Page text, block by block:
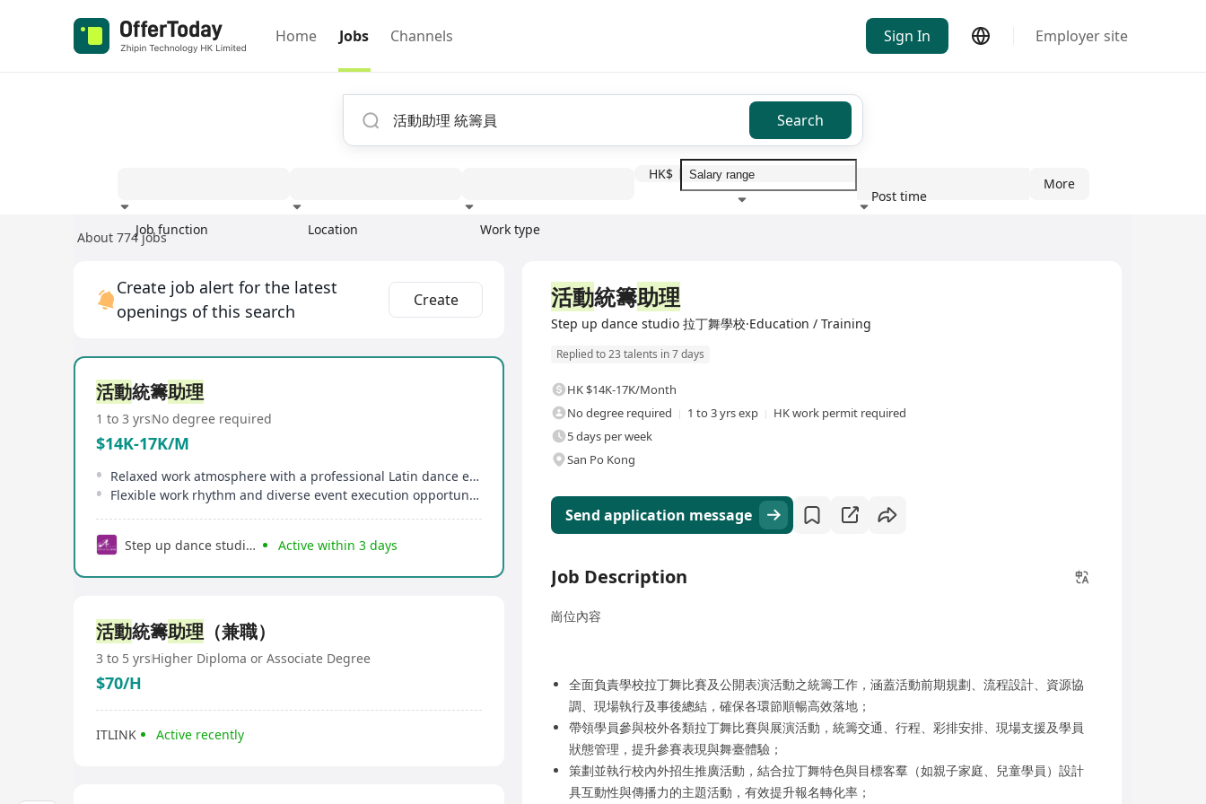
Home Jobs Channels Sign In Employer site
Search
Job function Location Work type
HK$
Post time
More
About 774 jobs
Create job alert for the latest
openings of this search
Create
活動統籌助理
1 to 3 yrsNo degree required
$14K-17K/M
Relaxed work atmosphere with a professional Latin dance education team
Flexible work rhythm and diverse event execution opportunities
Step up dance studio 拉丁舞學校 Active within 3 days
活動統籌助理 （兼職）
3 to 5 yrsHigher Diploma or Associate Degree
$70/H
ITLINK Active recently
活動統籌助理
Step up dance studio 拉丁舞學校·Education / Training
Replied to 23 talents in 7 days
HK $14K-17K/Month
No degree required
1 to 3 yrs exp
HK work permit required
5 days per week
San Po Kong
Send application message
Job Description
崗位內容
全面負責學校拉丁舞比賽及公開表演活動之統籌工作，涵蓋活動前期規劃、流程設計、資源協
調、現場執行及事後總結，確保各環節順暢高效落地；
帶領學員參與校外各類拉丁舞比賽與展演活動，統籌交通、行程、彩排安排、現場支援及學員
狀態管理，提升參賽表現與舞臺體驗；
策劃並執行校內外招生推廣活動，結合拉丁舞特色與目標客羣（如親子家庭、兒童學員）設計
具互動性與傳播力的主題活動，有效提升報名轉化率；